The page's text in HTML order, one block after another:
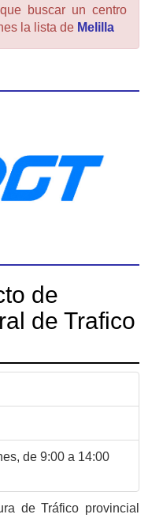
buscar un centro
la lista de Melilla
de
de Trafico
de 9:00 a 14:00
de Tráfico provincial